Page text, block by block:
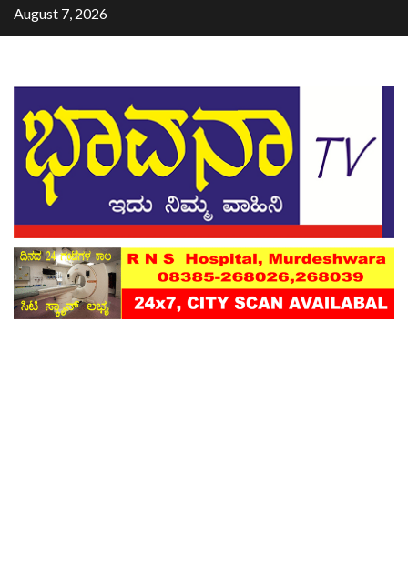
August 7, 2026